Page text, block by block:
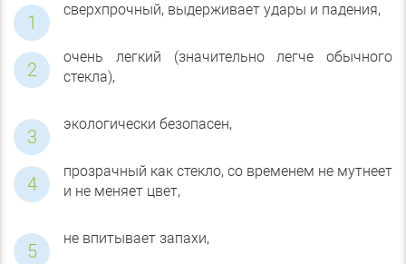
сверхпрочный, выдерживает удары и падения,
очень легкий (значительно легче обычного
стекла),
экологически безопасен,
прозрачный как стекло, со временем не мутнеет
и не меняет цвет,
не впитывает запахи,